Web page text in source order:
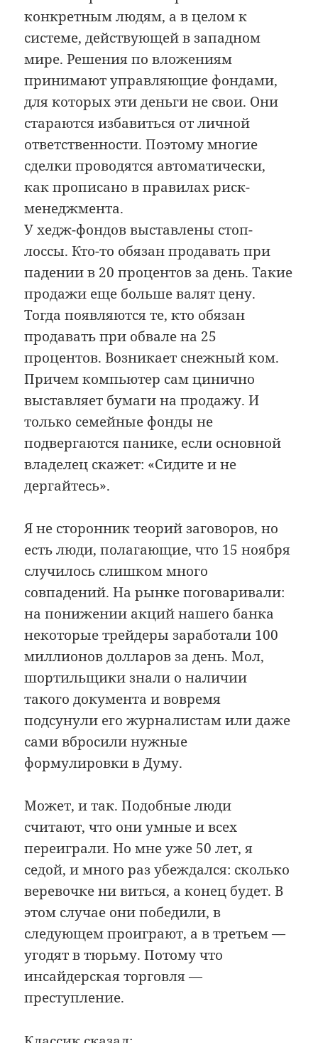
конкретным людям, а в целом к
системе, действующей в западном
мире. Решения по вложениям
принимают управляющие фондами,
для которых эти деньги не свои. Они
стараются избавиться от личной
ответственности. Поэтому многие
сделки проводятся автоматически,
как прописано в правилах риск-
менеджмента.
У хедж-фондов выставлены стоп-
лоссы. Кто-то обязан продавать при
падении в 20 процентов за день. Такие
продажи еще больше валят цену.
Тогда появляются те, кто обязан
продавать при обвале на 25
процентов. Возникает снежный ком.
Причем компьютер сам цинично
выставляет бумаги на продажу. И
только семейные фонды не
подвергаются панике, если основной
владелец скажет: «Сидите и не
дергайтесь».
Я не сторонник теорий заговоров, но
есть люди, полагающие, что 15 ноября
случилось слишком много
совпадений. На рынке поговаривали:
на понижении акций нашего банка
некоторые трейдеры заработали 100
миллионов долларов за день. Мол,
шортильщики знали о наличии
такого документа и вовремя
подсунули его журналистам или даже
сами вбросили нужные
формулировки в Думу.
Может, и так. Подобные люди
считают, что они умные и всех
переиграли. Но мне уже 50 лет, я
седой, и много раз убеждался: сколько
веревочке ни виться, а конец будет. В
этом случае они победили, в
следующем проиграют, а в третьем —
угодят в тюрьму. Потому что
инсайдерская торговля —
преступление.